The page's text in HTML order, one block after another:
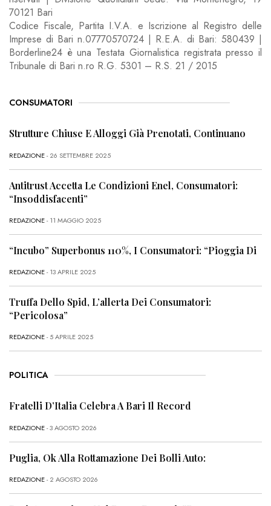
70121 Bari
Codice Fiscale, Partita I.V.A. e Iscrizione al Registro delle
Imprese di Bari n.07770570724 | R.E.A. di Bari: 580439 |
Borderline24 è una Testata Giornalistica registrata presso il
Tribunale di Bari n.ro R.G. 5301 – R.S. 21 / 2015
CONSUMATORI
Strutture Chiuse E Alloggi Già Prenotati, Continuano
REDAZIONE- 26 SETTEMBRE 2025
Antitrust Accetta Le Condizioni Enel, Consumatori:
“Insoddisfacenti”
REDAZIONE- 11 MAGGIO 2025
“Incubo” Superbonus 110%, I Consumatori: “Pioggia Di
REDAZIONE- 13 APRILE 2025
Truffa Dello Spid, L’allerta Dei Consumatori:
“Pericolosa”
REDAZIONE- 5 APRILE 2025
POLITICA
Fratelli D’Italia Celebra A Bari Il Record
REDAZIONE- 3 AGOSTO 2026
Puglia, Ok Alla Rottamazione Dei Bolli Auto:
REDAZIONE- 2 AGOSTO 2026